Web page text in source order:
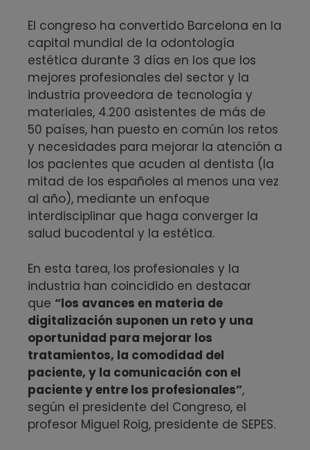
El congreso ha convertido Barcelona en la
capital mundial de la odontología
estética durante 3 días en los que los
mejores profesionales del sector y la
industria proveedora de tecnología y
materiales, 4.200 asistentes de más de
50 países, han puesto en común los retos
y necesidades para mejorar la atención a
los pacientes que acuden al dentista (la
mitad de los españoles al menos una vez
al año), mediante un enfoque
interdisciplinar que haga converger la
salud bucodental y la estética.
En esta tarea, los profesionales y la
industria han coincidido en destacar
que “los avances en materia de
digitalización suponen un reto y una
oportunidad para mejorar los
tratamientos, la comodidad del
paciente, y la comunicación con el
paciente y entre los profesionales”,
según el presidente del Congreso, el
profesor Miguel Roig, presidente de SEPES.